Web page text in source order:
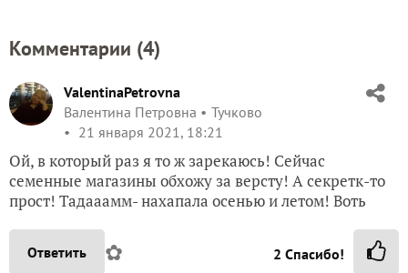
Комментарии (4)
ValentinaPetrovna
Валентина Петровна
Тучково
21 января 2021, 18:21
Ой, в который раз я то ж зарекаюсь! Сейчас
семенные магазины обхожу за версту! А секретк-то
прост! Тадааамм- нахапала осенью и летом! Воть
Ответить ✿ 2 Спасибо!